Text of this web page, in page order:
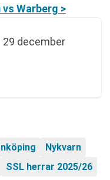
Warberg >
29 december
Nykvarn
SSL herrar 2025/26